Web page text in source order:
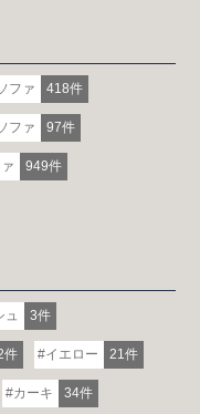
ファ 418件
ファ 97件
949件
ュ 3件
件 イエロー 21件
カーキ 34件